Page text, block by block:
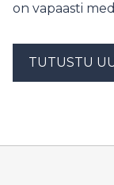
on vapaasti
TUTUSTU